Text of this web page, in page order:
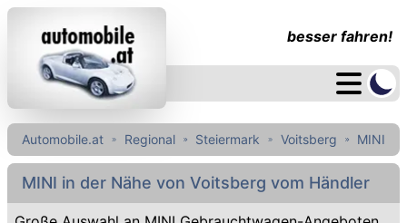
besser fahren!
Automobile.at Regional Steiermark Voitsberg MINI
MINI in der Nähe von Voitsberg vom Händler